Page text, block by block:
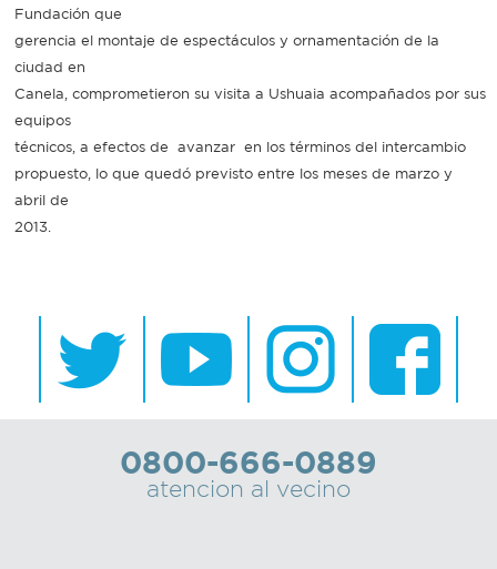
Fundación que
gerencia el montaje de espectáculos y ornamentación de la
ciudad en
Canela, comprometieron su visita a Ushuaia acompañados por sus
equipos
técnicos, a efectos de avanzar en los términos del intercambio
propuesto, lo que quedó previsto entre los meses de marzo y
abril de
2013.
0800-666-0889
atencion al vecino